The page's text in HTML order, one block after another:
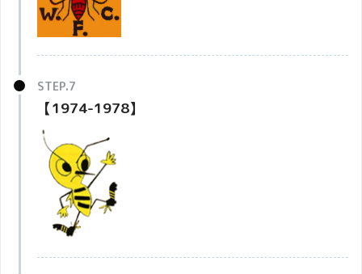
【1974-1978】